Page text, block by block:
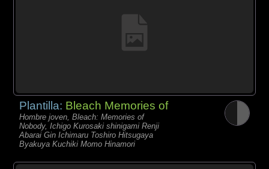
Plantilla: Bleach Memories of
Hombre joven, Bleach: Memories of
Nobody, Ichigo Kurosaki shinigami Renji
Abarai Gin Ichimaru Toshiro Hitsugaya
Byakuya Kuchiki Momo Hinamori